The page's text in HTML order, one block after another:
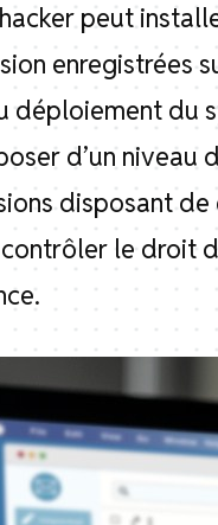
peut
enregistrées
déploiement du
d’un niveau
disposant de
le droit